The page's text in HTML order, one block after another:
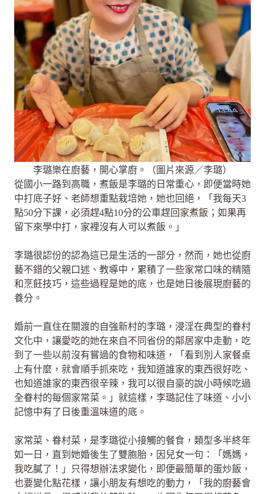
李璐樂在廚藝，開心掌廚。（圖片來源／李璐）
從國小一路到高職，煮飯是李璐的日常重心，即便當時她
中打底子好、老師想重點栽培她，她也回絕，「我每天3
點50分下課，必須趕4點10分的公車趕回家煮飯；如果再
留下來學中打，家裡沒有人可以煮飯。」
李璐很認份的認為這已是生活的一部分，然而，她也從廚
藝不錯的父親口述、教導中，累積了一些家常口味的精隨
和烹飪技巧，這些過程是她的底，也是她日後展現廚藝的
養分。
婚前一直住在關渡的自強新村的李璐，浸淫在典型的眷村
文化中，讓愛吃的她在來自不同省份的鄰居家中走動，吃
到了一些以前沒有嘗過的食物和味道，「看到別人家餐桌
上有什麼，就會順手抓來吃，我知道誰家的東西很好吃、
也知道誰家的東西很辛辣，我可以很自豪的說小時候吃過
全眷村的每個家常菜。」就這樣，李璐記住了味道、小小
記憶中有了日後重溫味道的底。
家常菜、眷村菜，是李璐從小接觸的餐食，類型多半終年
如一日，直到她婚後生了雙胞胎，因兒女一句：「媽媽，
我吃膩了！」只得想辦法求變化，即便最簡單的蛋炒飯，
也要變化點花樣，讓小朋友有想吃的動力，「我的廚藝會